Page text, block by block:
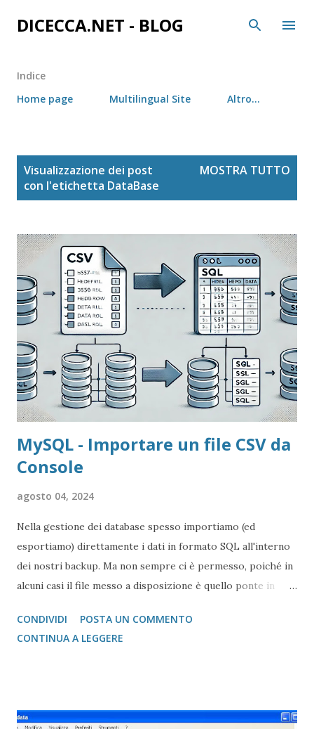
Passa ai contenuti principali
DICECCA.NET - BLOG
Indice
Home page
Multilingual Site Altro…
Visualizzazione dei post
con l'etichetta DataBase
MOSTRA TUTTO
MySQL - Importare un file CSV da
Console
agosto 04, 2024
Nella gestione dei database spesso importiamo (ed
esportiamo) direttamente i dati in formato SQL all'interno
dei nostri backup. Ma non sempre ci è permesso, poiché in
alcuni casi il file messo a disposizione è quello ponte in
CONDIVIDI
POSTA UN COMMENTO
CONTINUA A LEGGERE